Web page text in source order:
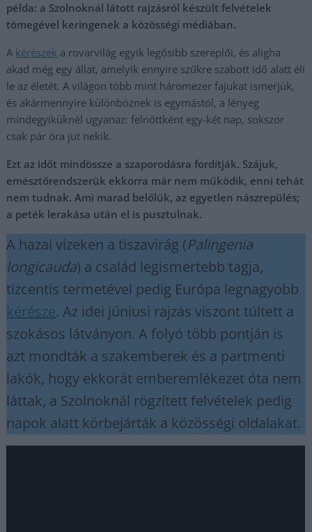
példa: a Szolnoknál látott rajzásról készült felvételek
tömegével keringenek a közösségi médiában.
A kérészek a rovarvilág egyik legősibb szereplői, és aligha
akad még egy állat, amelyik ennyire szűkre szabott idő alatt éli
le az életét. A világon több mint háromezer fajukat ismerjük,
és akármennyire különböznek is egymástól, a lényeg
mindegyiküknél ugyanaz: felnőttként egy-két nap, sokszor
csak pár óra jut nekik.
Ezt az időt mindössze a szaporodásra fordítják. Szájuk,
emésztőrendszerük ekkorra már nem működik, enni tehát
nem tudnak. Ami marad belőlük, az egyetlen nászrepülés;
a peték lerakása után el is pusztulnak.
A hazai vizeken a tiszavirág (Palingenia
longicauda) a család legismertebb tagja,
tízcentis termetével pedig Európa legnagyobb
kérésze. Az idei júniusi rajzás viszont túltett a
szokásos látványon. A folyó több pontján is
azt mondták a szakemberek és a partmenti
lakók, hogy ekkorát emberemlékezet óta nem
láttak, a Szolnoknál rögzített felvételek pedig
napok alatt körbejárták a közösségi oldalakat.